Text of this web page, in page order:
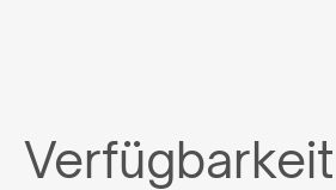
Verfügbarkeit